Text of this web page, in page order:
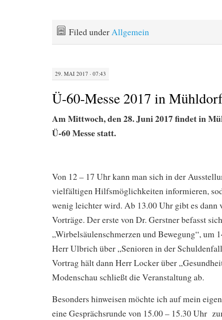
Filed underAllgemein
29. MAI 2017 · 07:43
Ü-60-Messe 2017 in Mühldorf
Am Mittwoch, den 28. Juni 2017 findet in
Ü-60 Messe statt.
Von 12 – 17 Uhr kann man sich in der
vielfältigen Hilfsmöglichkeiten informieren,
wenig leichter wird. Ab 13.00 Uhr gibt es dann
Vorträge. Der erste von Dr. Gerstner befasst
„Wirbelsäulenschmerzen und Bewegung“, um
Herr Ulbrich über „Senioren in der
Vortrag hält dann Herr Locker über
Modenschau schließt die Veranstaltung ab.
Besonders hinweisen möchte ich auf mein
eine Gesprächsrunde von 15.00 – 15.30 Uhr